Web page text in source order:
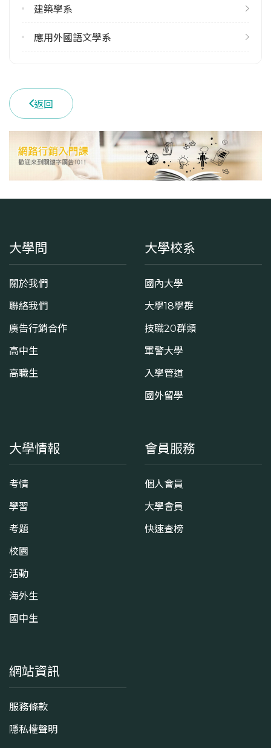
113學年度上學期
8
學系電話
(03)2654300
學系地址
桃園市中壢區中北路200號
建築學系
應用外國語文學系
返回
大學問
關於我們
聯絡我們
廣告行銷合作
高中生
高職生
大學校系
國內大學
大學18學群
技職20群類
軍警大學
入學管道
國外留學
大學情報
考情
學習
考題
校園
活動
海外生
國中生
會員服務
個人會員
大學會員
快速查榜
網站資訊
服務條款
隱私權聲明